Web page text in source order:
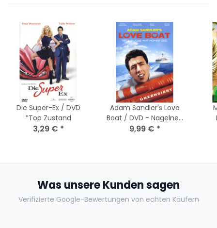
Die Super-Ex / DVD
*Top Zustand
3,29 € *
Adam Sandler's Love
Boat / DVD - Nagelneu
/ Versiegelt
9,99 € *
Was unsere Kunden sagen
Verifizierte Google-Bewertungen von echten Käufern